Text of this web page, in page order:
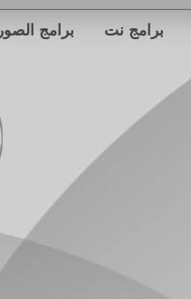
برامج نت برامج الصور